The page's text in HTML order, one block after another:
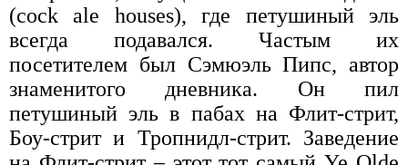
(cock ale houses), где петушиный эль
всегда подавался. Частым их
посетителем был Сэмюэль Пипс, автор
знаменитого дневника. Он пил
петушиный эль в пабах на Флит-стрит,
Боу-стрит и Тропнидл-стрит. Заведение